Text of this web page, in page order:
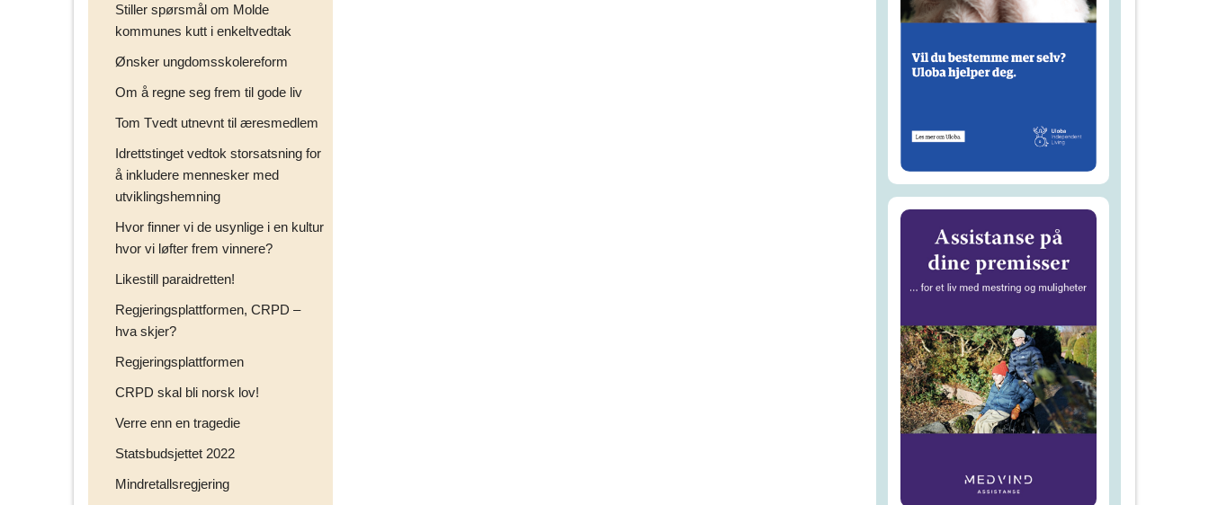
Stiller spørsmål om Molde
kommunes kutt i enkeltvedtak
Ønsker ungdomsskolereform
Om å regne seg frem til gode liv
Tom Tvedt utnevnt til æresmedlem
Idrettstinget vedtok storsatsning for
å inkludere mennesker med
utviklingshemning
Hvor finner vi de usynlige i en kultur
hvor vi løfter frem vinnere?
Likestill paraidretten!
Regjeringsplattformen, CRPD –
hva skjer?
Regjeringsplattformen
CRPD skal bli norsk lov!
Verre enn en tragedie
Statsbudsjettet 2022
Mindretallsregjering